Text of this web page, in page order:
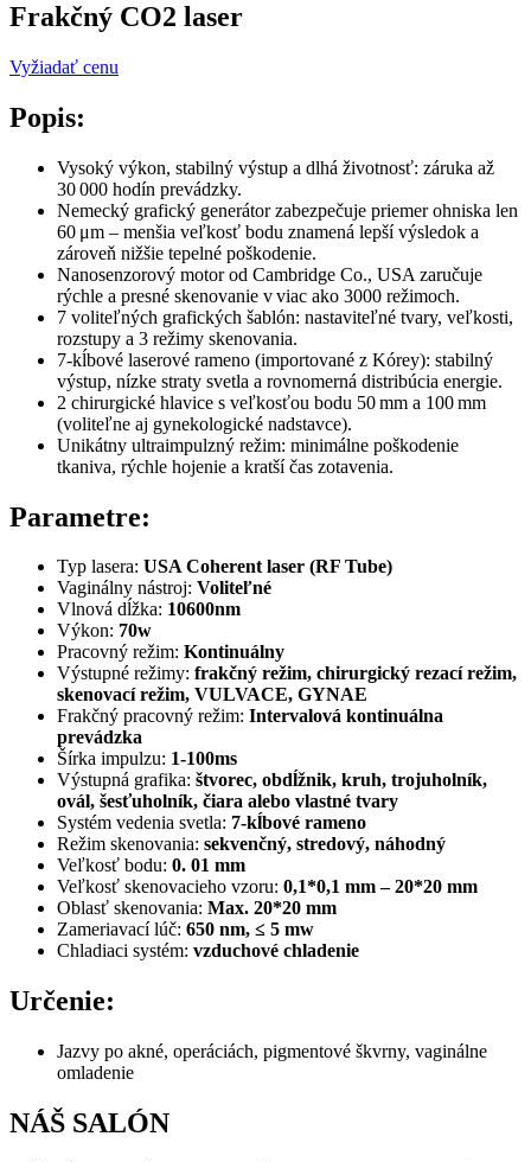
Frakčný CO2 laser
Vyžiadať cenu
Popis:
Vysoký výkon, stabilný výstup a dlhá životnosť: záruka až
30 000 hodín prevádzky.
Nemecký grafický generátor zabezpečuje priemer ohniska len
60 μm – menšia veľkosť bodu znamená lepší výsledok a
zároveň nižšie tepelné poškodenie.
Nanosenzorový motor od Cambridge Co., USA zaručuje
rýchle a presné skenovanie v viac ako 3000 režimoch.
7 voliteľných grafických šablón: nastaviteľné tvary, veľkosti,
rozstupy a 3 režimy skenovania.
7-kĺbové laserové rameno (importované z Kórey): stabilný
výstup, nízke straty svetla a rovnomerná distribúcia energie.
2 chirurgické hlavice s veľkosťou bodu 50 mm a 100 mm
(voliteľne aj gynekologické nadstavce).
Unikátny ultraimpulzný režim: minimálne poškodenie
tkaniva, rýchle hojenie a kratší čas zotavenia.
Parametre:
Typ lasera: USA Coherent laser (RF Tube)
Vaginálny nástroj: Voliteľné
Vlnová dĺžka: 10600nm
Výkon: 70w
Pracovný režim: Kontinuálny
Výstupné režimy: frakčný režim, chirurgický rezací režim,
skenovací režim, VULVACE, GYNAE
Frakčný pracovný režim: Intervalová kontinuálna
prevádzka
Šírka impulzu: 1-100ms
Výstupná grafika: štvorec, obdĺžnik, kruh, trojuholník,
ovál, šesťuholník, čiara alebo vlastné tvary
Systém vedenia svetla: 7-kĺbové rameno
Režim skenovania: sekvenčný, stredový, náhodný
Veľkosť bodu: 0. 01 mm
Veľkosť skenovacieho vzoru: 0,1*0,1 mm – 20*20 mm
Oblasť skenovania: Max. 20*20 mm
Zameriavací lúč: 650 nm, ≤ 5 mw
Chladiaci systém: vzduchové chladenie
Určenie:
Jazvy po akné, operáciách, pigmentové škvrny, vaginálne
omladenie
NÁŠ SALÓN